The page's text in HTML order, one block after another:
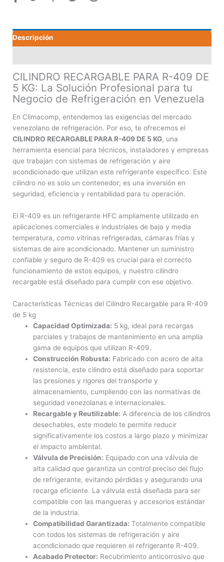
KG
cantidad
Descripción
CILINDRO RECARGABLE PARA R-409 DE
5 KG: La Solución Profesional para tu
Negocio de Refrigeración en Venezuela
En Climacomp, entendemos las exigencias del mercado
venezolano de refrigeración. Por eso, te ofrecemos el
CILINDRO RECARGABLE PARA R-409 DE 5 KG, una
herramienta esencial para técnicos, instaladores y empresas
que trabajan con sistemas de refrigeración y aire
acondicionado que utilizan este refrigerante específico. Este
cilindro no es solo un contenedor; es una inversión en
seguridad, eficiencia y rentabilidad para tu operación.
El R-409 es un refrigerante HFC ampliamente utilizado en
aplicaciones comerciales e industriales de baja y media
temperatura, como vitrinas refrigeradas, cámaras frías y
sistemas de aire acondicionado. Mantener un suministro
confiable y seguro de R-409 es crucial para el correcto
funcionamiento de estos equipos, y nuestro cilindro
recargable está diseñado para cumplir con ese objetivo.
Características Técnicas del Cilindro Recargable para R-409
de 5 kg
Capacidad Optimizada: 5 kg, ideal para recargas
parciales y trabajos de mantenimiento en una amplia
gama de equipos que utilizan R-409.
Construcción Robusta: Fabricado con acero de alta
resistencia, este cilindro está diseñado para soportar
las presiones y rigores del transporte y
almacenamiento, cumpliendo con las normativas de
seguridad venezolanas e internacionales.
Recargable y Reutilizable: A diferencia de los cilindros
desechables, este modelo te permite reducir
significativamente los costos a largo plazo y minimizar
el impacto ambiental.
Válvula de Precisión: Equipado con una válvula de
alta calidad que garantiza un control preciso del flujo
de refrigerante, evitando pérdidas y asegurando una
recarga eficiente. La válvula está diseñada para ser
compatible con las mangueras y accesorios estándar
de la industria.
Compatibilidad Garantizada: Totalmente compatible
con todos los sistemas de refrigeración y aire
acondicionado que requieren el refrigerante R-409.
Acabado Protector: Recubrimiento anticorrosivo que